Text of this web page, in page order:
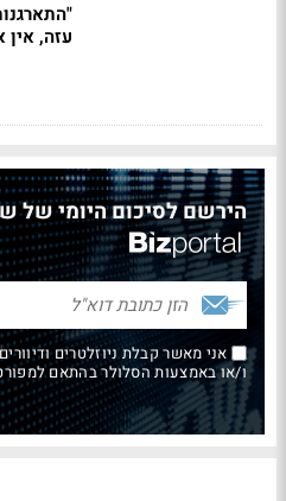
עזה, אין
הירשם לסיכום היומי של
אני מאשר קבלת ניוזלטרים
ו/או באמצעות הסלולר בהתאם למפורט בסעיף 10